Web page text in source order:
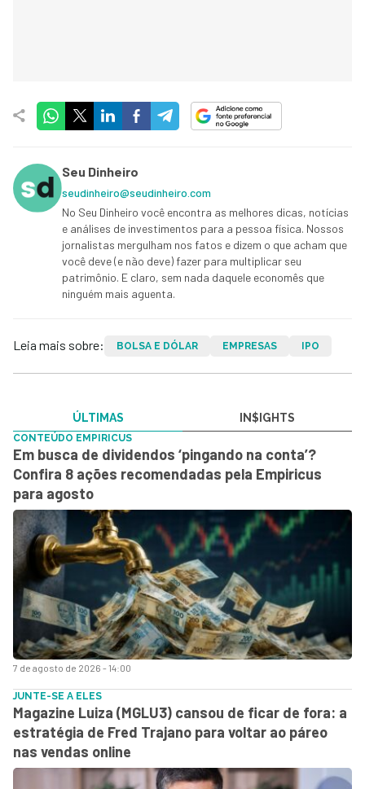
Seu Dinheiro
seudinheiro@seudinheiro.com
No Seu Dinheiro você encontra as melhores dicas, notícias
e análises de investimentos para a pessoa física. Nossos
jornalistas mergulham nos fatos e dizem o que acham que
você deve (e não deve) fazer para multiplicar seu
patrimônio. E claro, sem nada daquele economês que
ninguém mais aguenta.
Leia mais sobre: BOLSA E DÓLAR EMPRESAS IPO
ÚLTIMAS IN$IGHTS
7 de agosto de 2026 - 14:00
CONTEÚDO EMPIRICUS
Em busca de dividendos ‘pingando na conta’?
Confira 8 ações recomendadas pela Empiricus
para agosto
JUNTE-SE A ELES
Magazine Luiza (MGLU3) cansou de ficar de fora: a
estratégia de Fred Trajano para voltar ao páreo
nas vendas online